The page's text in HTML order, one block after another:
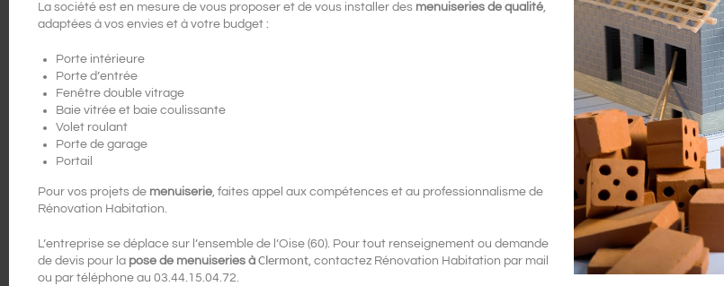
La société est en mesure de vous proposer et de vous installer des menuiseries de qualité,
adaptées à vos envies et à votre budget :
Porte intérieure
Porte d’entrée
Fenêtre double vitrage
Baie vitrée et baie coulissante
Volet roulant
Porte de garage
Portail
Pour vos projets de menuiserie, faites appel aux compétences et au professionnalisme de
Rénovation Habitation.
L’entreprise se déplace sur l’ensemble de l’Oise (60). Pour tout renseignement ou demande
de devis pour la pose de menuiseries àClermont, contactez Rénovation Habitation par mail
ou par téléphone au 03.44.15.04.72.